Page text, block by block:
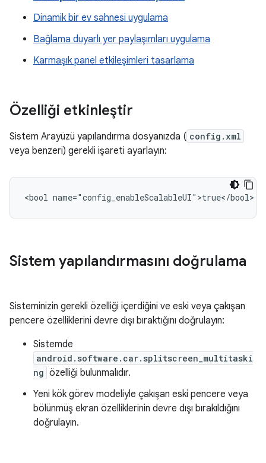
Dinamik bir ev sahnesi uygulama
Bağlama duyarlı yer paylaşımları uygulama
Karmaşık panel etkileşimleri tasarlama
Özelliği etkinleştir
Sistem Arayüzü yapılandırma dosyanızda ( config.xml
veya benzeri) gerekli işareti ayarlayın:
<bool
Sistem yapılandırmasını doğrulama
Sisteminizin gerekli özelliği içerdiğini ve eski veya çakışan
pencere özelliklerini devre dışı bıraktığını doğrulayın:
Sistemde
android.software.car.splitscreen_multitaski
ng özelliği bulunmalıdır.
Yeni kök görev modeliyle çakışan eski pencere veya
bölünmüş ekran özelliklerinin devre dışı bırakıldığını
doğrulayın.